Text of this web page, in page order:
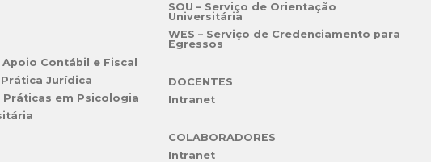
Apoio Contábil e Fiscal
Prática Jurídica
Práticas em Psicologia
SOU – Serviço de Orientação
Universitária
WES – Serviço de Credenciamento para
Egressos
DOCENTES
Intranet
COLABORADORES
Intranet